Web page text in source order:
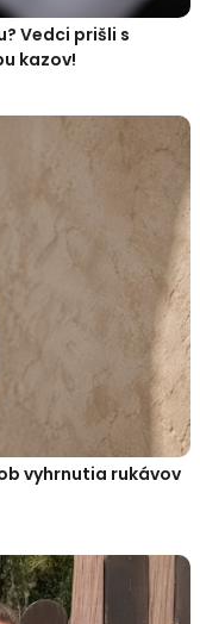
Vedci prišli s
kazov!
vyhrnutia rukávov